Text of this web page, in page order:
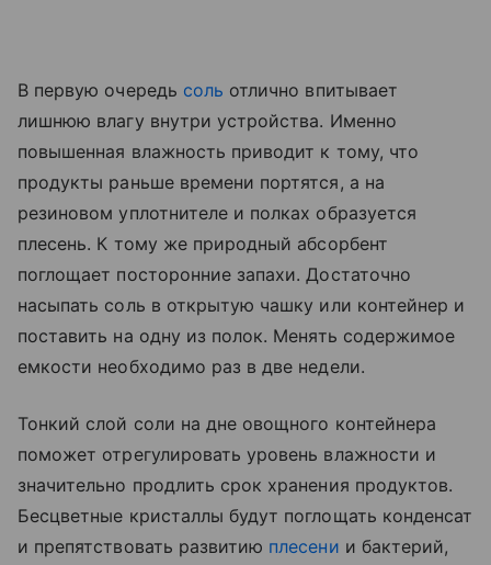
В первую очередь соль отлично впитывает
лишнюю влагу внутри устройства. Именно
повышенная влажность приводит к тому, что
продукты раньше времени портятся, а на
резиновом уплотнителе и полках образуется
плесень. К тому же природный абсорбент
поглощает посторонние запахи. Достаточно
насыпать соль в открытую чашку или контейнер и
поставить на одну из полок. Менять содержимое
емкости необходимо раз в две недели.
Тонкий слой соли на дне овощного контейнера
поможет отрегулировать уровень влажности и
значительно продлить срок хранения продуктов.
Бесцветные кристаллы будут поглощать конденсат
и препятствовать развитию плесени и бактерий,